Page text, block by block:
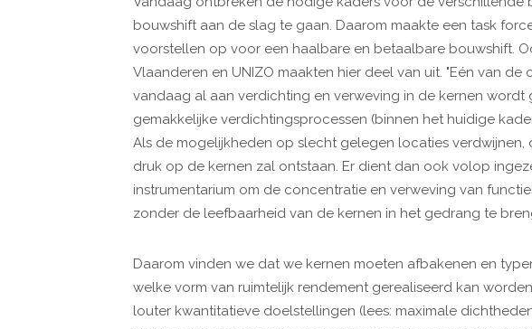
bouwshift aan de slag te gaan. Daarom maakte een task
voorstellen op voor een haalbare en betaalbare bouwshift.
Vlaanderen en UNIZO maakten hier deel van uit. "Eén van de
vandaag al aan verdichting en verweving in de kernen
gemakkelijke verdichtingsprocessen (binnen het huidige
Als de mogelijkheden op slecht gelegen locaties verdwijnen,
druk op de kernen zal ontstaan. Er dient dan ook volop
instrumentarium om de concentratie en verweving van
zonder de leefbaarheid van de kernen in het gedrang te
Daarom vinden we dat we kernen moeten afbakenen en
welke vorm van ruimtelijk rendement gerealiseerd kan
louter kwantitatieve doelstellingen (lees: maximale